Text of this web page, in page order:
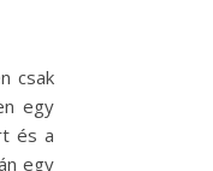
csak
egy
és a
egy